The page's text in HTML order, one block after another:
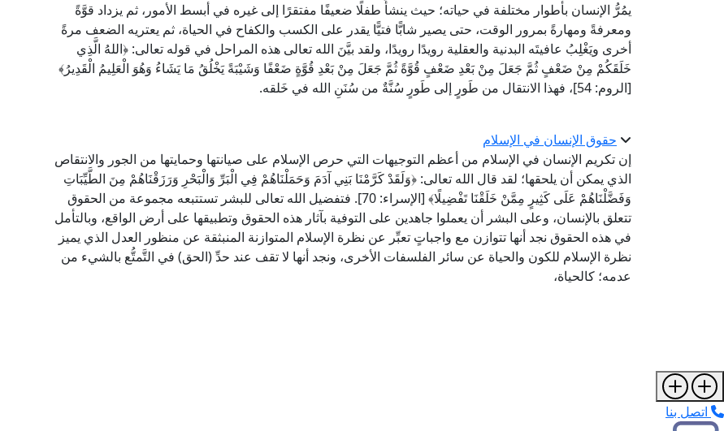
يمُرُّ الإنسان بأطوار مختلفة في حياته؛ حيث ينشأُ طفلًا ضعيفًا مفتقرًا إلى غيره في أبسط الأمور، ثم يزداد قوَّةً
ومعرفةً ومهارةً بمرور الوقت، حتى يصير شابًّا فتيًّا يقدر على الكسب والكفاح في الحياة، ثم يعتريه الضعف مرةً
أخرى ويَغْلِبُ عافيتَه البدنية والعقلية رويدًا رويدًا، ولقد بيَّنَ الله تعالى هذه المراحل في قوله تعالى: ﴿اللهُ الَّذِي
خَلَقَكُمْ مِنْ ضَعْفٍ ثُمَّ جَعَلَ مِنْ بَعْدِ ضَعْفٍ قُوَّةً ثُمَّ جَعَلَ مِنْ بَعْدِ قُوَّةٍ ضَعْفًا وَشَيْبَةً يَخْلُقُ مَا يَشَاءُ وَهُوَ الْعَلِيمُ الْقَدِيرُ﴾
[الروم: 54]، فهذا الانتقال من طَورٍ إلى طَورٍ سُنَّةٌ من سُنَنِ الله في خَلقه.
حقوق الإنسان في الإسلام
إن تكريم الإنسان في الإسلام من أعظم التوجيهات التي حرص الإسلام على صيانتها وحمايتها من الجور والانتقاص
الذي يمكن أن يلحقها؛ لقد قال الله تعالى: ﴿وَلَقَدْ كَرَّمْنَا بَنِي آدَمَ وَحَمَلْنَاهُمْ فِي الْبَرِّ وَالْبَحْرِ وَرَزَقْنَاهُمْ مِنَ الطَّيِّبَاتِ
وَفَضَّلْنَاهُمْ عَلَى كَثِيرٍ مِمَّنْ خَلَقْنَا تَفْضِيلًا﴾ [الإسراء: 70]. فتفضيل الله تعالى للبشر تستتبعه مجموعة من الحقوق
تتعلق بالإنسان، وعلى البشر أن يعملوا جاهدين على التوفية بآثار هذه الحقوق وتطبيقها على أرض الواقع، وبالتأمل
في هذه الحقوق نجد أنها تتوازن مع واجباتٍ تعبِّر عن نظرة الإسلام المتوازنة المنبثقة عن منظور العدل الذي يميز
نظرة الإسلام للكون والحياة عن سائر الفلسفات الأخرى، ونجد أنها لا تقف عند حدِّ (الحق) في التَّمتُّع بالشيء من
عدمه؛ كالحياة،
اتصل بنا